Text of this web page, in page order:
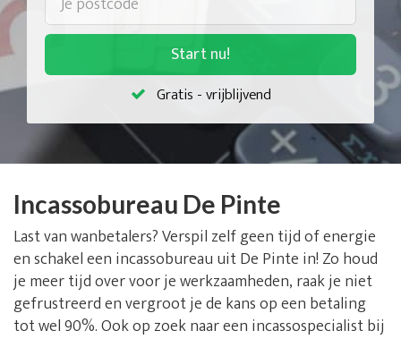
Start nu!
Gratis - vrijblijvend
Incassobureau De Pinte
Last van wanbetalers? Verspil zelf geen tijd of energie
en schakel een incassobureau uit De Pinte in! Zo houd
je meer tijd over voor je werkzaamheden, raak je niet
gefrustreerd en vergroot je de kans op een betaling
tot wel 90%. Ook op zoek naar een incassospecialist bij